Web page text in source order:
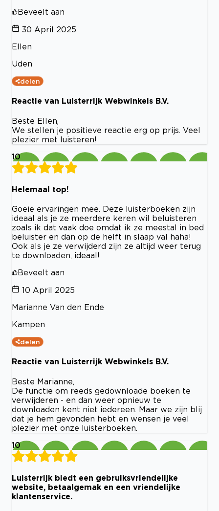
Beveelt aan
30 April 2025
Ellen
Uden
delen
Reactie van Luisterrijk Webwinkels B.V.
Beste Ellen,
We stellen je positieve reactie erg op prijs. Veel
plezier met luisteren!
10
Helemaal top!
Goeie ervaringen mee. Deze luisterboeken zijn
ideaal als je ze meerdere keren wil beluisteren
zoals ik dat vaak doe omdat ik ze meestal in bed
beluister en dan op de helft in slaap val haha!
Ook als je ze verwijderd zijn ze altijd weer terug
te downloaden, ideaal!
Beveelt aan
10 April 2025
Marianne Van den Ende
Kampen
delen
Reactie van Luisterrijk Webwinkels B.V.
Beste Marianne,
De functie om reeds gedownloade boeken te
verwijderen - en dan weer opnieuw te
downloaden kent niet iedereen. Maar we zijn blij
dat je hem gevonden hebt en wensen je veel
plezier met onze luisterboeken.
10
Luisterrijk biedt een gebruiksvriendelijke
website, betaalgemak en een vriendelijke
klantenservice.